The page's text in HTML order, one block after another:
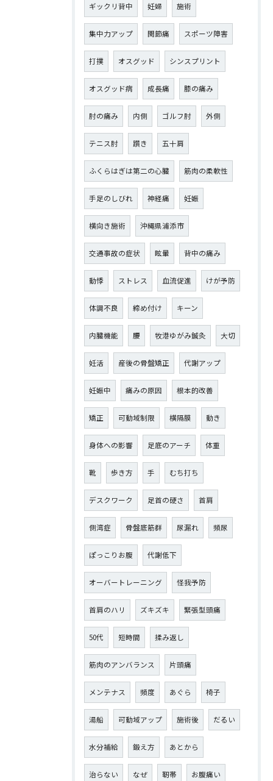
ギックリ背中 妊婦 施術
集中力アップ 関節痛 スポーツ障害
打撲 オスグッド シンスプリント
オスグッド病 成長痛 膝の痛み
肘の痛み 内側 ゴルフ肘 外側
テニス肘 躓き 五十肩
ふくらはぎは第二の心臓 筋肉の柔軟性
手足のしびれ 神経痛 妊娠
横向き施術 沖縄県浦添市
交通事故の症状 眩暈 背中の痛み
動悸 ストレス 血流促進 けが予防
体調不良 締め付け キーン
内臓機能 腰 牧港ゆがみ鍼灸 大切
妊活 産後の骨盤矯正 代謝アップ
妊娠中 痛みの原因 根本的改善
矯正 可動域制限 横隔膜 動き
身体への影響 足底のアーチ 体重
靴 歩き方 手 むち打ち
デスクワーク 足首の硬さ 首肩
側湾症 骨盤底筋群 尿漏れ 頻尿
ぽっこりお腹 代謝低下
オーバートレーニング 怪我予防
首肩のハリ ズキズキ 緊張型頭痛
50代 短時間 揉み返し
筋肉のアンバランス 片頭痛
メンテナス 頻度 あぐら 椅子
湯船 可動域アップ 施術後 だるい
水分補給 鍛え方 あとから
治らない なぜ 靭帯 お腹痛い